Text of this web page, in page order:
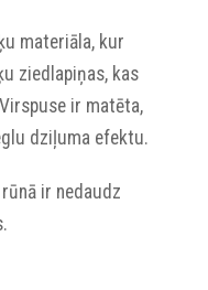
materiāla, kur
ziedlapiņas, kas
ir matēta,
dziļuma efektu.
ir nedaudz